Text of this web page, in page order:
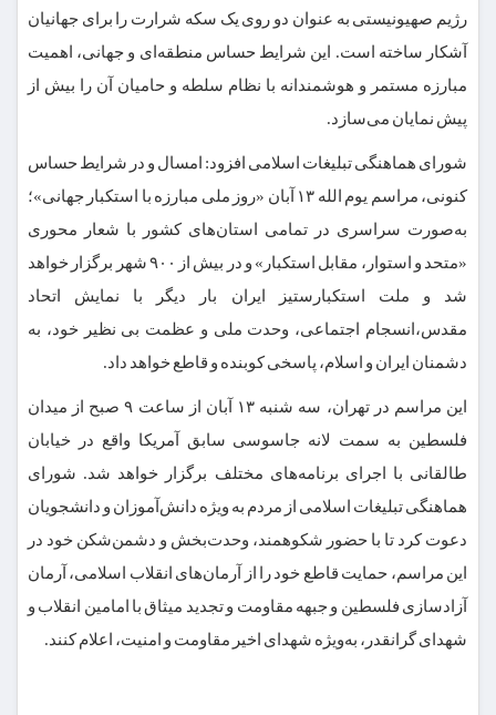
رژیم صهیونیستی به عنوان دو روی یک سکه شرارت را برای جهانیان
آشکار ساخته است. این شرایط حساس منطقه‌ای و جهانی، اهمیت
مبارزه مستمر و هوشمندانه با نظام سلطه و حامیان آن را بیش از
پیش نمایان می‌سازد.
شورای هماهنگی تبلیغات اسلامی افزود: امسال و در شرایط حساس
کنونی، مراسم یوم الله ۱۳ آبان «روز ملی مبارزه با استکبار جهانی»؛
به‌صورت سراسری در تمامی استان‌های کشور با شعار محوری
«متحد و استوار، مقابل استکبار» و در بیش از ۹۰۰ شهر برگزار خواهد
شد و ملت استکبارستیز ایران بار دیگر با نمایش اتحاد
مقدس،انسجام اجتماعی، وحدت ملی و عظمت بی نظیر خود، به
دشمنان ایران و اسلام، پاسخی کوبنده و قاطع خواهد داد.
این مراسم در تهران، سه شنبه ۱۳ آبان از ساعت ۹ صبح از میدان
فلسطین به سمت لانه جاسوسی سابق آمریکا واقع در خیابان
طالقانی با اجرای برنامه‌های مختلف برگزار خواهد شد. شورای
هماهنگی تبلیغات اسلامی از مردم به ویژه دانش‌آموزان و دانشجویان
دعوت کرد تا با حضور شکوهمند، وحدت‌بخش و دشمن‌شکن خود در
این مراسم، حمایت قاطع خود را از آرمان‌های انقلاب اسلامی، آرمان
آزادسازی فلسطین و جبهه مقاومت و تجدید میثاق با امامین انقلاب و
شهدای گرانقدر، به‌ویژه شهدای اخیر مقاومت و امنیت، اعلام کنند.